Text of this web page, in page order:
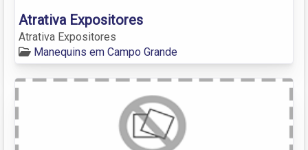
Atrativa Expositores
Atrativa Expositores
Manequins em Campo Grande